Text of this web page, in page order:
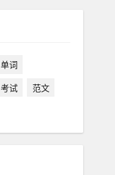
单词
考试
范文